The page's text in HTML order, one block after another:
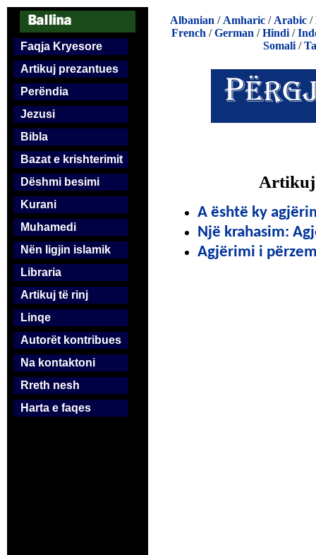
Faqja Kryesore
Artikuj prezantues
Perëndia
Jezusi
Bibla
Bazat e krishterimit
Dëshmi besimi
Kurani
Muhamedi
Nën ligjin islamik
Libraria
Artikuj të rinj
Linqe
Autorët kontribues
Na kontaktoni
Rreth nesh
Harta e faqes
Albanian / Amharic / Arabic /
French /German /Hindi /
Somali/
Artikuj
A është ky
Një krahasim:
Agjërimi i